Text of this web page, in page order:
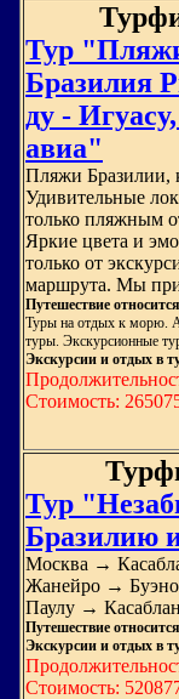
Тур
Бразилия
ду -
авиа"
Пляжи Бразилии,
Удивительные
только пляжным
Яркие цвета и
только от
маршрута. Мы
Путешествие
Туры на отдых к морю.
туры. Экскурсионные
Экскурсии и отдых в
Стоимость:
Тур
Бразилию
Москва →
Жанейро →
Паулу →
Путешествие
Экскурсии и отдых в
Стоимость: